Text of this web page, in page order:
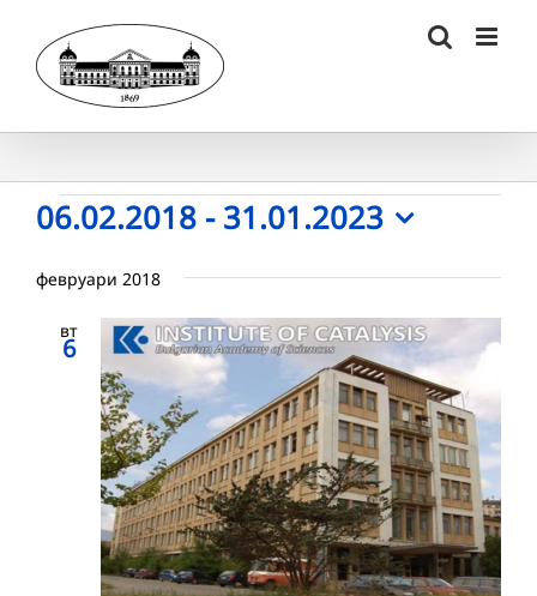
content
Събития
06.02.2018 - 31.01.2023
date.
февруари 2018
вт
6